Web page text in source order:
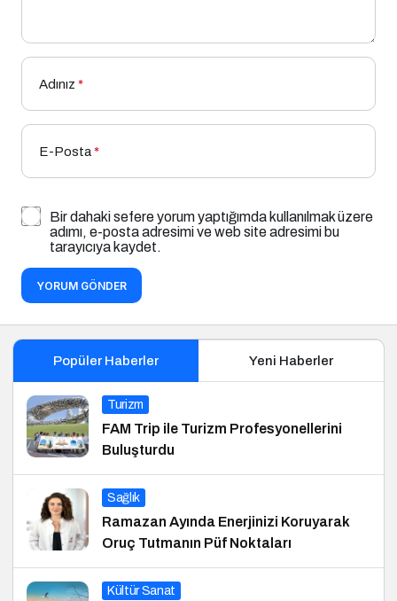
Adınız *
E-Posta*
Bir dahaki sefere yorum yaptığımda kullanılmak üzere
adımı, e-posta adresimi ve web site adresimi bu
tarayıcıya kaydet.
YORUM GÖNDER
Popüler Haberler Yeni Haberler
Turizm
FAM Trip ile Turizm Profesyonellerini
Buluşturdu
Sağlık
Ramazan Ayında Enerjinizi Koruyarak
Oruç Tutmanın Püf Noktaları
Kültür Sanat